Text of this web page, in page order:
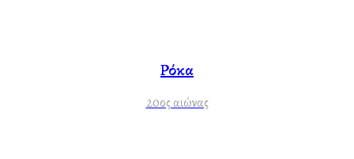
Ρόκα
20ος αιώνας